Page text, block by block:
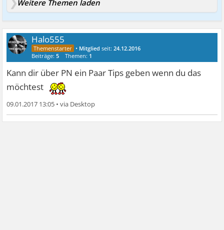
Weitere Themen laden
Halo555
• Mitglied seit:24.12.2016
Beiträge:5 Themen: 1
Kann dir über PN ein Paar Tips geben wenn du das
möchtest
09.01.2017 13:05 •